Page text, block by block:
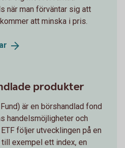
när man förväntar sig att
att minska i pris.
produkter
är en börshandlad fond
handelsmöjligheter och
följer utvecklingen på en
exempel ett index, en